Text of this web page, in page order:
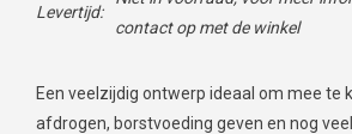
Levertijd:
contact op met de winkel
Een veelzijdig ontwerp ideaal om mee te
afdrogen, borstvoeding geven en nog